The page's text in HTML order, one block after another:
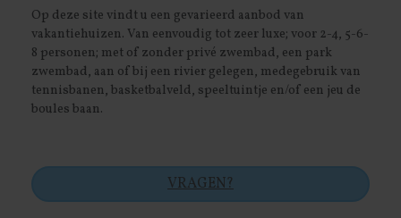
Op deze site vindt u een gevarieerd aanbod van
vakantiehuizen. Van eenvoudig tot zeer luxe; voor 2-4, 5-6-
8 personen; met of zonder privé zwembad, een park
zwembad, aan of bij een rivier gelegen, medegebruik van
tennisbanen, basketbalveld, speeltuintje en/of een jeu de
boules baan.
VRAGEN?